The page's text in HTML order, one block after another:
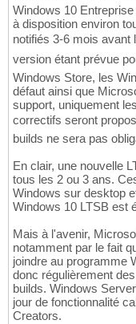
Windows 10
à disposition environ
notifiés 3-6 mois avant
version étant prévue
Windows Store, les
défaut ainsi que
support, uniquement
correctifs seront
builds ne sera pas
En clair, une nouvelle
tous les 2 ou 3 ans.
Windows sur desktop
Windows 10 LTSB est
Mais à l'avenir,
notamment par le fait
joindre au programme
donc régulièrement
builds. Windows
jour de fonctionnalité
Creators.